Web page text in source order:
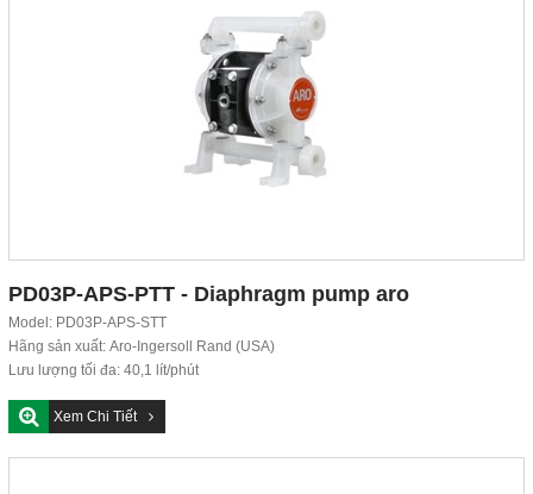
PD03P-APS-PTT - Diaphragm pump aro
Model: PD03P-APS-STT
Hãng sản xuất: Aro-Ingersoll Rand (USA)
Lưu lượng tối đa: 40,1 lít/phút
Xem Chi Tiết